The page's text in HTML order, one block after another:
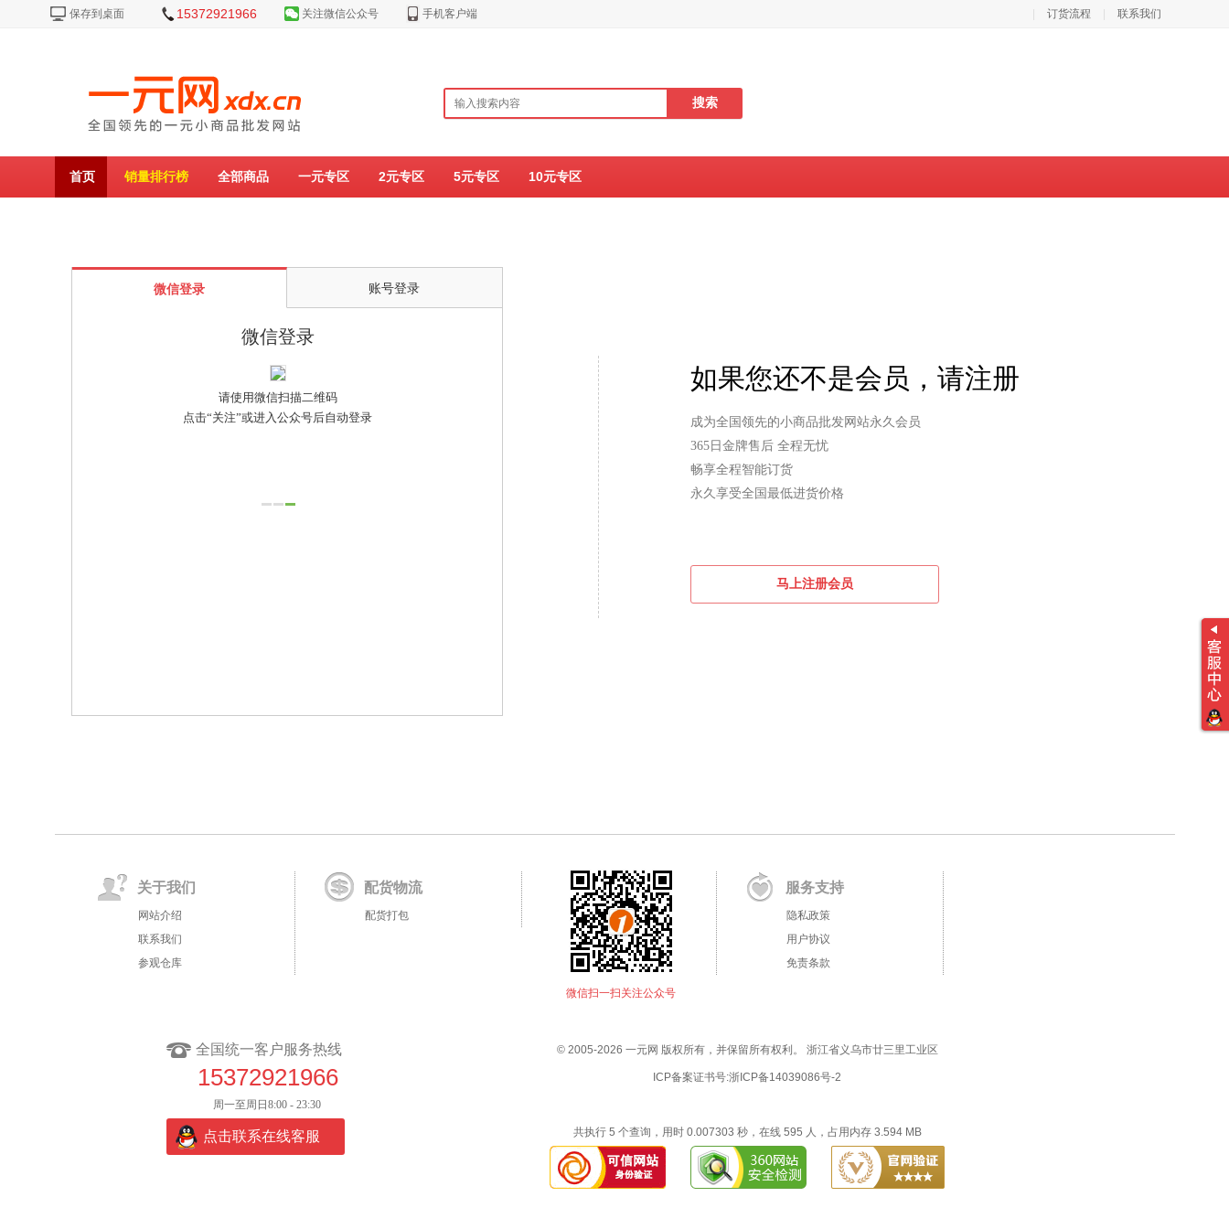
保存到桌面 15372921966 关注微信公众号 手机客户端 订货流程 联系我们
首页 销量排行榜 全部商品 一元专区 2元专区 5元专区 10元专区
微信登录 账号登录
微信登录
请使用微信扫描二维码
点击“关注”或进入公众号后自动登录
如果您还不是会员，请注册
成为全国领先的小商品批发网站永久会员
365日金牌售后 全程无忧
畅享全程智能订货
永久享受全国最低进货价格
马上注册会员
关于我们
网站介绍
联系我们
参观仓库
配货物流
配货打包
服务支持
隐私政策
用户协议
免责条款
微信扫一扫关注公众号
全国统一客户服务热线
15372921966
周一至周日8:00 - 23:30
点击联系在线客服
© 2005-2026 一元网 版权所有，并保留所有权利。 浙江省义乌市廿三里工业区
ICP备案证书号:浙ICP备14039086号-2
共执行 5 个查询，用时 0.007303 秒，在线 595 人，占用内存 3.594 MB